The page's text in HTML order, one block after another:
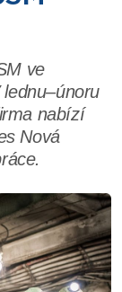
ve
nabízí
Nová